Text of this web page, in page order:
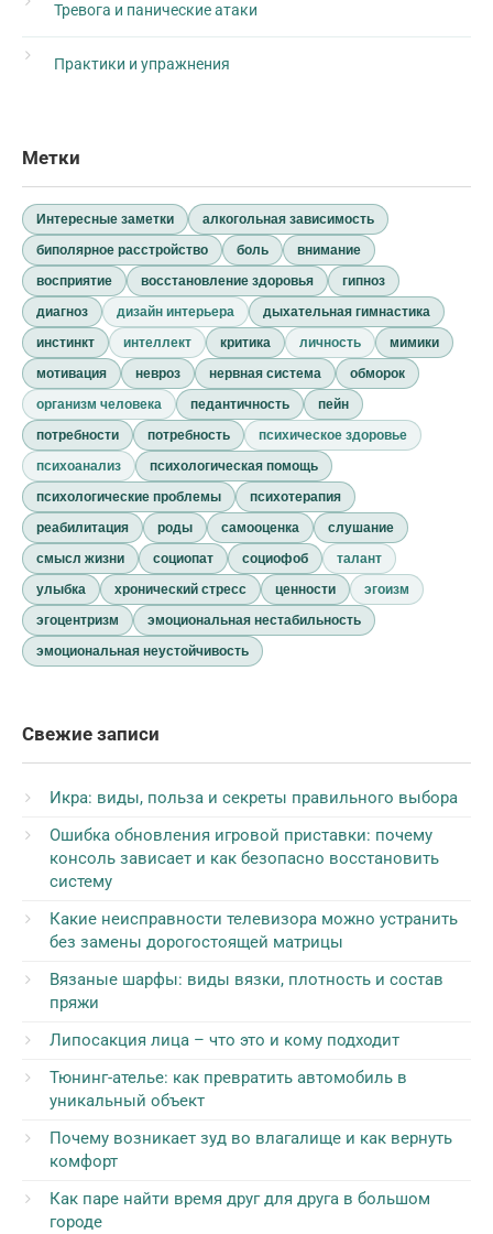
Тревога и панические атаки
Практики и упражнения
Метки
Интересные заметки
алкогольная зависимость
биполярное расстройство
боль
внимание
восприятие
восстановление здоровья
гипноз
диагноз
дизайн интерьера
дыхательная гимнастика
инстинкт
интеллект критика личность
мимики
мотивация
невроз нервная система
обморок
организм человека
педантичность
пейн
потребности
потребность
психическое здоровье
психоанализ
психологическая помощь
психологические проблемы
психотерапия
реабилитация
роды самооценка
слушание
смысл жизни
социопат социофоб
талант
улыбка
хронический стресс ценности
эгоизм
эгоцентризм
эмоциональная нестабильность
эмоциональная неустойчивость
Свежие записи
Икра: виды, польза и секреты правильного выбора
Ошибка обновления игровой приставки: почему
консоль зависает и как безопасно восстановить
систему
Какие неисправности телевизора можно устранить
без замены дорогостоящей матрицы
Вязаные шарфы: виды вязки, плотность и состав
пряжи
Липосакция лица – что это и кому подходит
Тюнинг-ателье: как превратить автомобиль в
уникальный объект
Почему возникает зуд во влагалище и как вернуть
комфорт
Как паре найти время друг для друга в большом
городе